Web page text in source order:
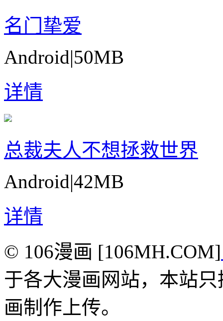
名门挚爱
Android|50MB
详情
总裁夫人不想拯救世界
Android|42MB
详情
© 106漫画 [106MH.COM]
于各大漫画网站，本站
画制作上传。